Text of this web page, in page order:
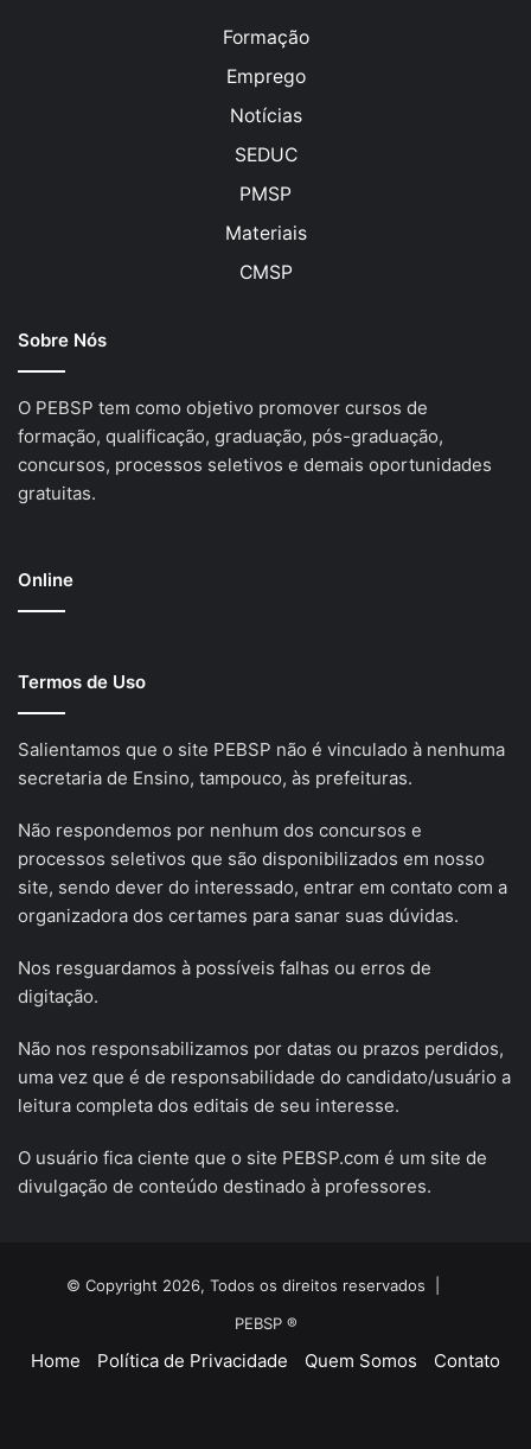
Formação
Emprego
Notícias
SEDUC
PMSP
Materiais
CMSP
Sobre Nós
O PEBSP tem como objetivo promover cursos de
formação, qualificação, graduação, pós-graduação,
concursos, processos seletivos e demais oportunidades
gratuitas.
Online
Termos de Uso
Salientamos que o site PEBSP não é vinculado à nenhuma
secretaria de Ensino, tampouco, às prefeituras.
Não respondemos por nenhum dos concursos e
processos seletivos que são disponibilizados em nosso
site, sendo dever do interessado, entrar em contato com a
organizadora dos certames para sanar suas dúvidas.
Nos resguardamos à possíveis falhas ou erros de
digitação.
Não nos responsabilizamos por datas ou prazos perdidos,
uma vez que é de responsabilidade do candidato/usuário a
leitura completa dos editais de seu interesse.
O usuário fica ciente que o site PEBSP.com é um site de
divulgação de conteúdo destinado à professores.
© Copyright 2026, Todos os direitos reservados |
PEBSP ®
Home Política de Privacidade Quem Somos Contato